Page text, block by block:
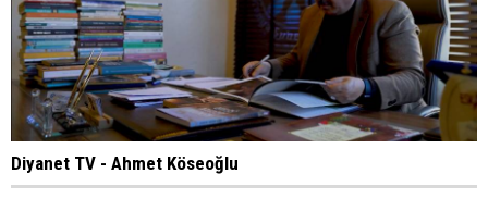
Diyanet TV - Ahmet Köseoğlu